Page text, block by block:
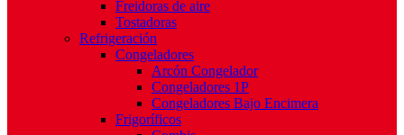
Freidoras de aire
Tostadoras
Refrigeración
Congeladores
Arcón Congelador
Congeladores 1P
Congeladores Bajo Encimera
Frigoríficos